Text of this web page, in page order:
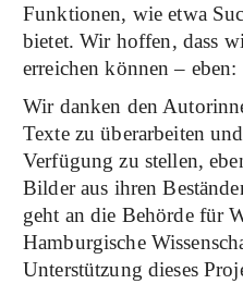
Funktionen, wie etwa
bietet. Wir hoffen, dass
erreichen können –
Wir danken den
Texte zu überarbeiten
Verfügung zu stellen,
Bilder aus ihren
geht an die Behörde für
Hamburgische
Unterstützung dieses